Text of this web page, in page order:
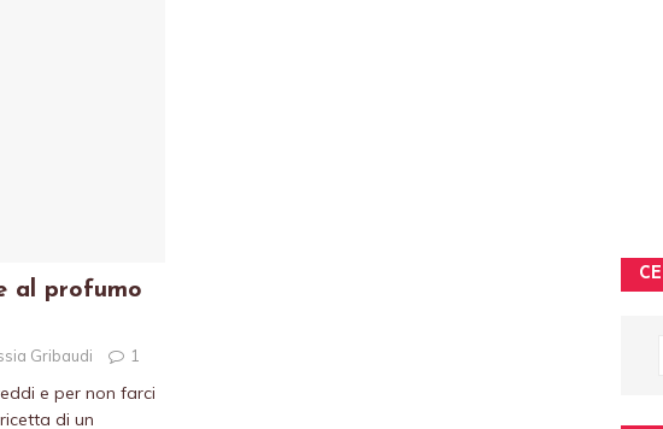
al profumo
Gribaudi 1
e per non farci
di un